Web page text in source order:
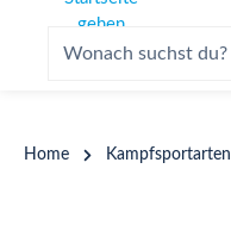
Home Kampfsportarten